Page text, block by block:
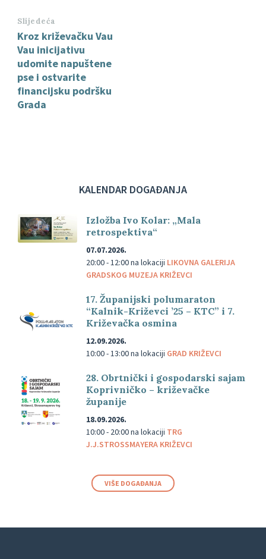
Slijedeća
Kroz križevačku Vau
Vau inicijativu
udomite napuštene
pse i ostvarite
financijsku podršku
Grada
KALENDAR DOGAĐANJA
Izložba Ivo Kolar: „Mala
retrospektiva“
07.07.2026.
20:00 - 12:00na lokaciji LIKOVNA GALERIJA
GRADSKOG MUZEJA KRIŽEVCI
17. Županijski polumaraton
“Kalnik-Križevci ’25 – KTC” i 7.
Križevačka osmina
12.09.2026.
10:00 - 13:00na lokaciji GRAD KRIŽEVCI
28. Obrtnički i gospodarski sajam
Koprivničko – križevačke
županije
18.09.2026.
10:00 - 20:00na lokaciji TRG
J.J.STROSSMAYERA KRIŽEVCI
VIŠE DOGAĐANJA